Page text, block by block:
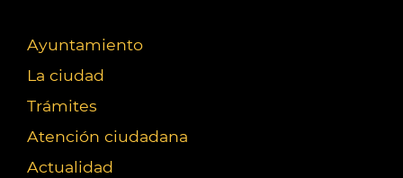
Ayuntamiento
La ciudad
Trámites
Atención ciudadana
Actualidad